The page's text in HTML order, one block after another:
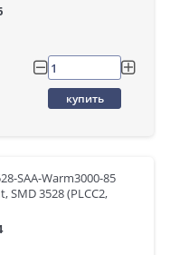
купить
SAA-Warm3000-85
SMD 3528 (PLCC2,